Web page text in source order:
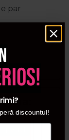
par
discountul!